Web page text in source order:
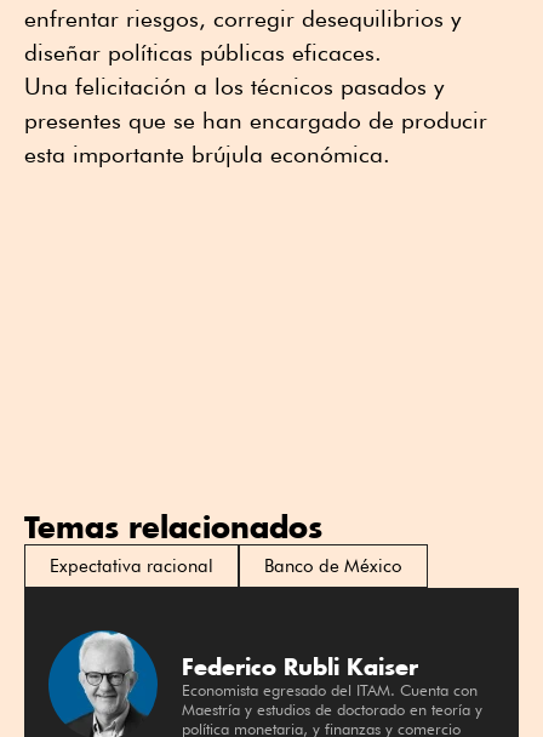
enfrentar riesgos, corregir desequilibrios y
diseñar políticas públicas eficaces.
Una felicitación a los técnicos pasados y
presentes que se han encargado de producir
esta importante brújula económica.
Temas relacionados
Expectativa racional Banco de México
Federico Rubli Kaiser
Economista egresado del ITAM. Cuenta con
Maestría y estudios de doctorado en teoría y
política monetaria, y finanzas y comercio